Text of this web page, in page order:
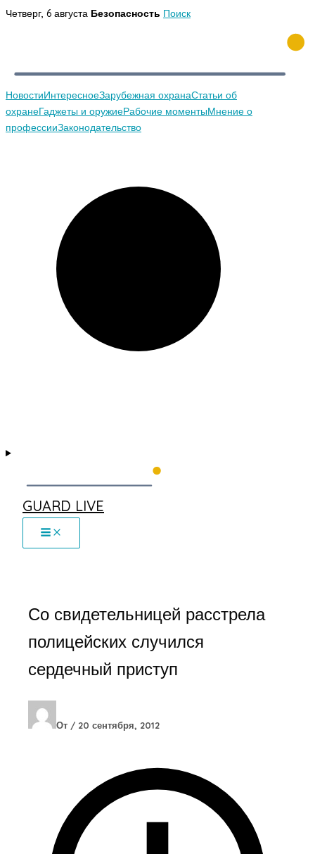
Перейти
Четверг, 6 августа Безопасность Поиск
НовостиИнтересноеЗарубежная охранаСтатьи об
охранеГаджеты и оружиеРабочие моментыМнение о
профессииЗаконодательство
GUARD LIVE
Со свидетельницей расстрела
полицейских случился
сердечный приступ
От / 20 сентября, 2012